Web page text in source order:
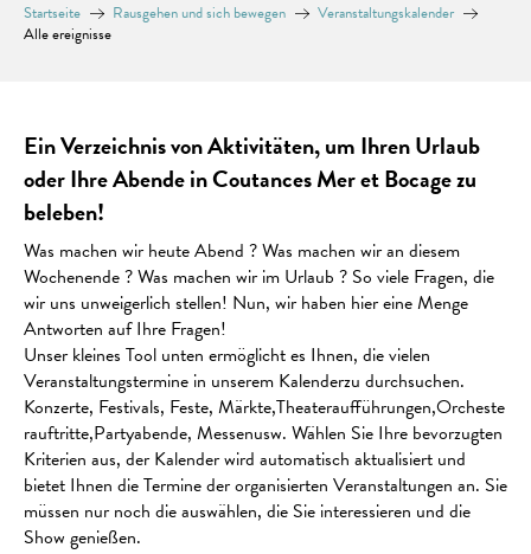
Startseite Rausgehen und sich bewegen
Veranstaltungskalender
Alle ereignisse
Ein Verzeichnis von Aktivitäten, um Ihren Urlaub
oder Ihre Abende in Coutances Mer et Bocage zu
beleben!
Was machen wir heute Abend ? Was machen wir an diesem
Wochenende ? Was machen wir im Urlaub ? So viele Fragen, die
wir uns unweigerlich stellen! Nun, wir haben hier eine Menge
Antworten auf Ihre Fragen!
Unser kleines Tool unten ermöglicht es Ihnen, die vielen
Veranstaltungstermine in unserem Kalenderzu durchsuchen.
Konzerte, Festivals, Feste, Märkte,Theateraufführungen,Orcheste
rauftritte,Partyabende, Messenusw. Wählen Sie Ihre bevorzugten
Kriterien aus, der Kalender wird automatisch aktualisiert und
bietet Ihnen die Termine der organisierten Veranstaltungen an. Sie
müssen nur noch die auswählen, die Sie interessieren und die
Show genießen.